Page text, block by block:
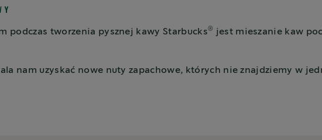
podczas tworzenia pysznej kawy Starbucks®
jest mieszanie kaw
nam uzyskać nowe nuty zapachowe, których nie znajdziemy w